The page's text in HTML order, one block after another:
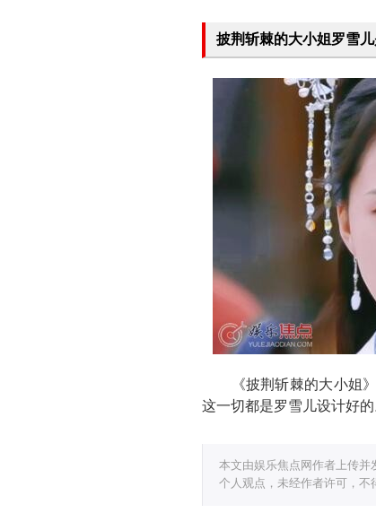
披荆斩棘的大小姐罗雪
《披荆斩棘的大小姐》
这一切都是罗雪儿设计好的
本文由娱乐焦点网作者上传并
个人观点，未经作者许可，不